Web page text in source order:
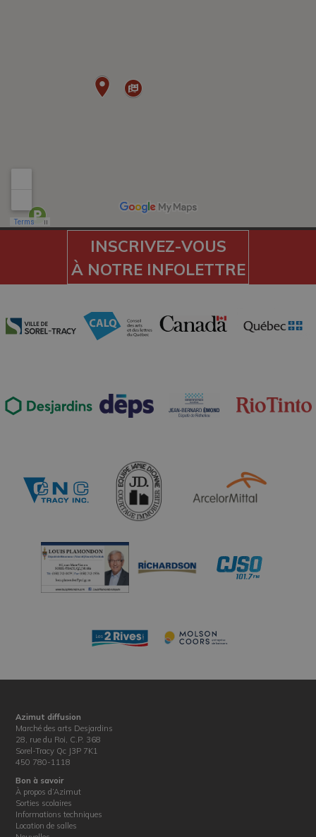
INSCRIVEZ-VOUS
À NOTRE INFOLETTRE
Azimut diffusion
Marché des arts Desjardins
28, rue du Roi, C.P. 368
Sorel-Tracy Qc J3P 7K1
450 780-1118
Bon à savoir
À propos d’Azimut
Sorties scolaires
Informations techniques
Location de salles